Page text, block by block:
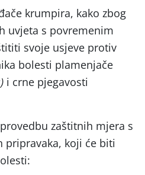
krumpira, kako zbog
uvjeta s povremenim
svoje usjeve protiv
bolesti plamenjače
i crne pjegavosti
zaštitnih mjera s
koji će biti